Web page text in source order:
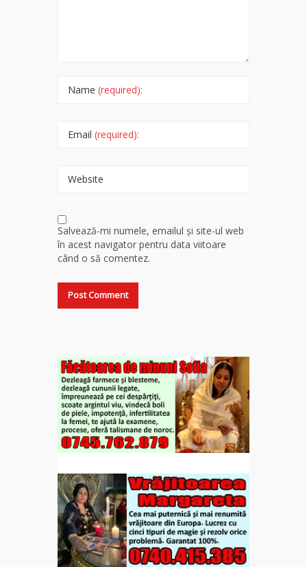
Name (required):
Email (required):
Website
Salvează-mi numele, emailul și site-ul web
în acest navigator pentru data viitoare
când o să comentez.